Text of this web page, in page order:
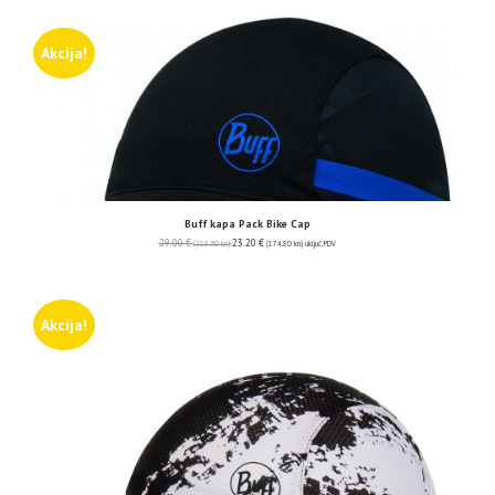
Akcija!
Buff kapa Pack Bike Cap
29.00€ (218.50 kn) 23.20 € (174.80 kn) uključ. PDV
Akcija!